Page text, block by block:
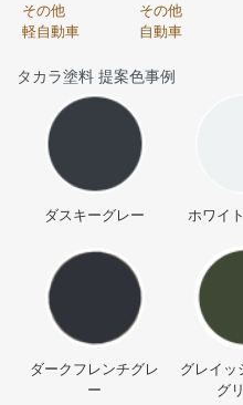
その他
軽自動車
その他
自動車
タカラ塗料 提案色事例
ダスキーグレー ホワイ
ダークフレンチグレ
ー
グレイッ
グ